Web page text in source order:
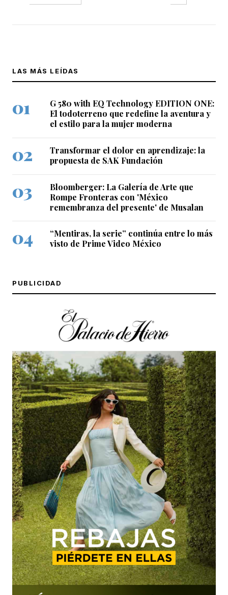
LAS MÁS LEÍDAS
G 580 with EQ Technology EDITION ONE:
El todoterreno que redefine la aventura y
el estilo para la mujer moderna
Transformar el dolor en aprendizaje: la
propuesta de SAK Fundación
Bloomberger: La Galería de Arte que
Rompe Fronteras con 'México
remembranza del presente' de Musalan
“Mentiras, la serie” continúa entre lo más
visto de Prime Video México
PUBLICIDAD